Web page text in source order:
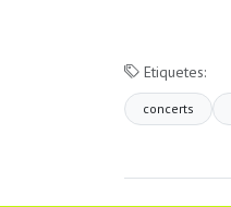
Etiquetes:
concerts